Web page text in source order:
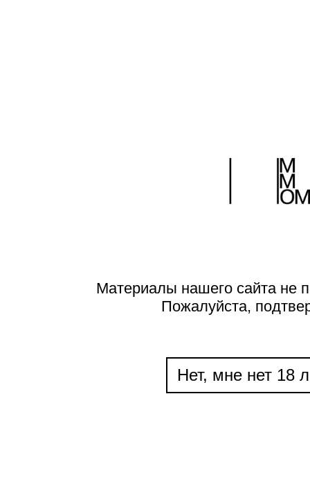
Материалы нашего сайта не
Пожалуйста,
Нет, мне нет 18